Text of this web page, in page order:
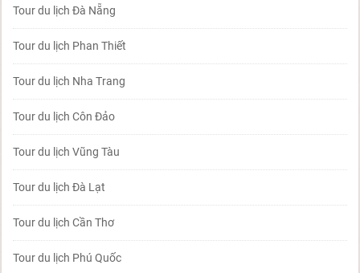
Tour du lịch Đà Nẵng
Tour du lịch Phan Thiết
Tour du lịch Nha Trang
Tour du lịch Côn Đảo
Tour du lịch Vũng Tàu
Tour du lịch Đà Lạt
Tour du lịch Cần Thơ
Tour du lịch Phú Quốc